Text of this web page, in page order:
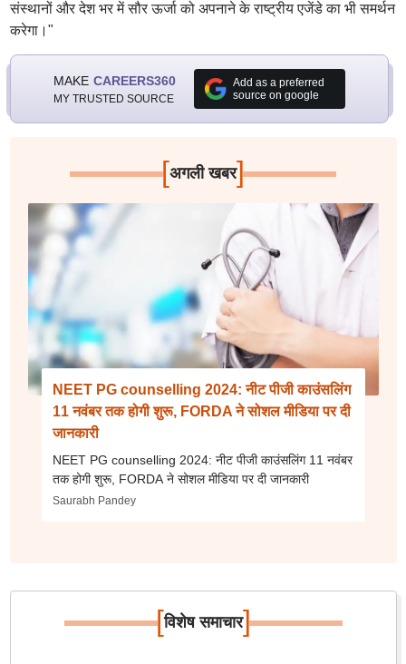
संस्थानों और देश भर में सौर ऊर्जा को अपनाने के राष्ट्रीय एजेंडे का भी समर्थन
करेगा।"
MAKE CAREERS360
MY TRUSTED SOURCE
Add as a preferred
source on google
[अगली खबर]
NEET PG counselling 2024: नीट पीजी काउंसलिंग
11 नवंबर तक होगी शुरू, FORDA ने सोशल मीडिया पर दी
जानकारी
NEET PG counselling 2024: नीट पीजी काउंसलिंग 11 नवंबर
तक होगी शुरू, FORDA ने सोशल मीडिया पर दी जानकारी
Saurabh Pandey
[विशेष समाचार]